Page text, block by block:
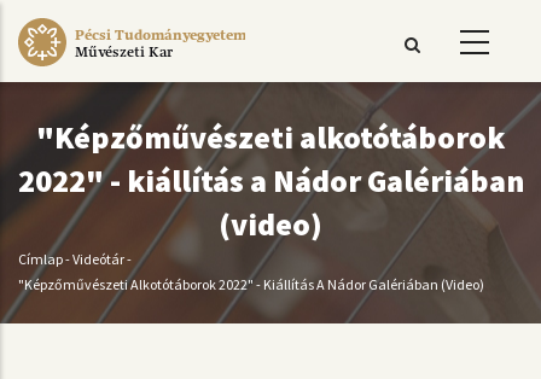
Ugrás
Pécsi Tudományegyetem
Művészeti Kar
"Képzőművészeti alkotótáborok
2022" - kiállítás a Nádor Galériában
(video)
Morzsa
Címlap-Videótár-
"Képzőművészeti Alkotótáborok 2022" - Kiállítás A Nádor Galériában (video)